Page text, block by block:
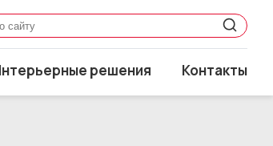
решения Контакты